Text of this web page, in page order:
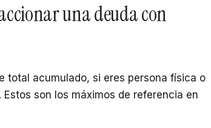
una deuda con
total acumulado, si eres persona física o
son los máximos de referencia en